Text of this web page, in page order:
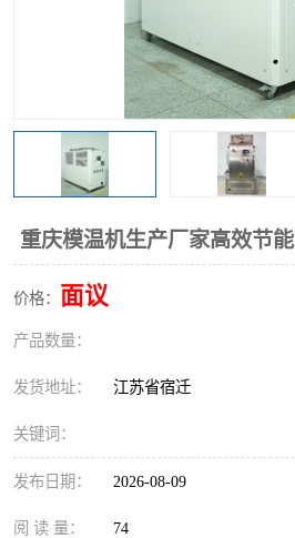
重庆模温机生产厂家高效节能
价格： 面议
产品数量：
发货地址： 江苏省宿迁
关键词：
发布日期： 2026-08-09
阅 读 量： 74